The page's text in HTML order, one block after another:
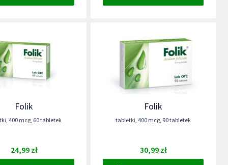
Folik
, 400 mcg, 60 tabletek
24,99 zł
Folik
tabletki, 400 mcg, 90 tabletek
30,99 zł